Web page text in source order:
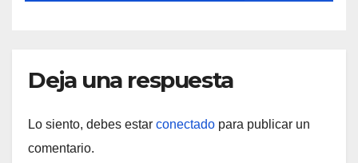
Deja una respuesta
Lo siento, debes estar conectado para publicar un
comentario.